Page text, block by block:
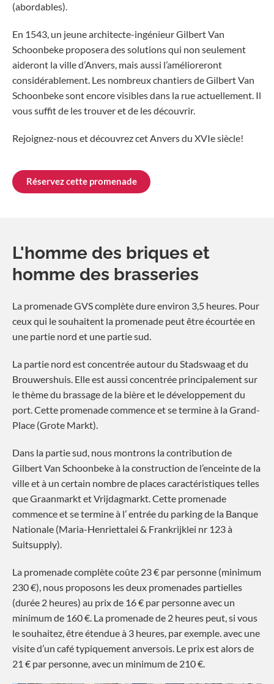
(abordables).
En 1543, un jeune architecte-ingénieur Gilbert Van
Schoonbeke proposera des solutions qui non seulement
aideront la ville d’Anvers, mais aussi l’amélioreront
considérablement. Les nombreux chantiers de Gilbert Van
Schoonbeke sont encore visibles dans la rue actuellement. Il
vous suffit de les trouver et de les découvrir.
Rejoignez-nous et découvrez cet Anvers du XVIe siècle!
Réservez cette promenade
L'homme des briques et
homme des brasseries
La promenade GVS complète dure environ 3,5 heures. Pour
ceux qui le souhaitent la promenade peut être écourtée en
une partie nord et une partie sud.
La partie nord est concentrée autour du Stadswaag et du
Brouwershuis. Elle est aussi concentrée principalement sur
le thème du brassage de la bière et le développement du
port. Cette promenade commence et se termine à la Grand-
Place (Grote Markt).
Dans la partie sud, nous montrons la contribution de
Gilbert Van Schoonbeke à la construction de l’enceinte de la
ville et à un certain nombre de places caractéristiques telles
que Graanmarkt et Vrijdagmarkt. Cette promenade
commence et se termine à l’ entrée du parking de la Banque
Nationale (Maria-Henriettalei & Frankrijklei nr 123 à
Suitsupply).
La promenade complète coûte 23 € par personne (minimum
230 €), nous proposons les deux promenades partielles
(durée 2 heures) au prix de 16 € par personne avec un
minimum de 160 €. La promenade de 2 heures peut, si vous
le souhaitez, être étendue à 3 heures, par exemple. avec une
visite d’un café typiquement anversois. Le prix est alors de
21 € par personne, avec un minimum de 210 €.